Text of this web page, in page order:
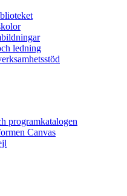
ledning
programkatalogen
Canvas